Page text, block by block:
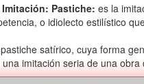
Pastiche: es la
o idiolecto estilístico
satírico, cuya forma
una imitación seria de una